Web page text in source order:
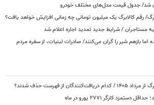
رقم کالابرگ یک میلیون تومانی چه زمانی افزایش خواهد یافت؟
مستاجران / شرایط جدید تمدید اجاره اعلام شد
بازهم شیر را گران می‌کنند/ صادرات لبنیات، از سفره مردم
از فهرست حذف شدند؟
کارگر ۲۷۷۱ یورو در ماه